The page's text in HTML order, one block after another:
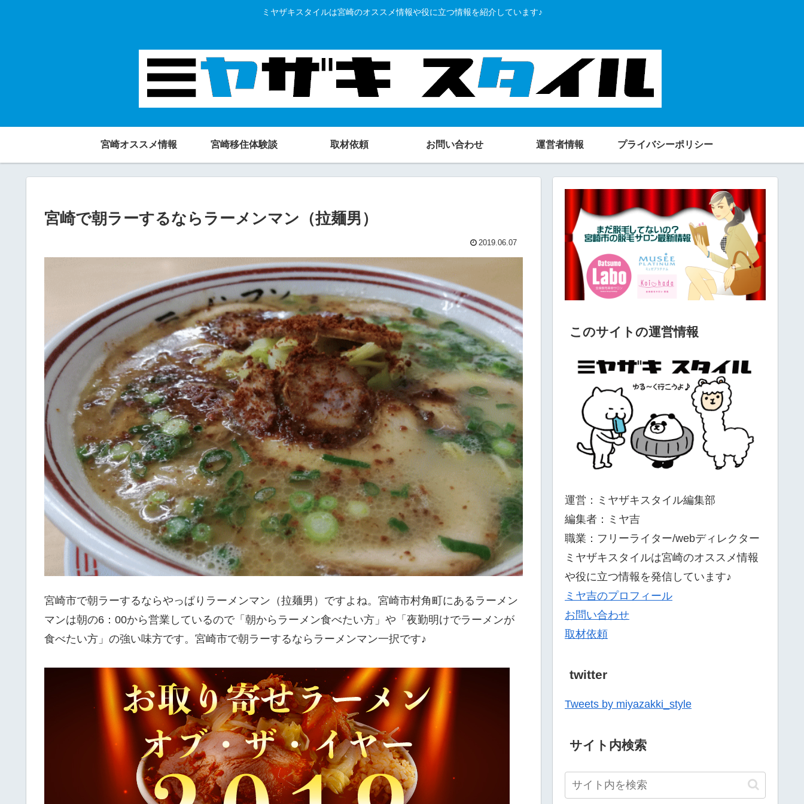
ミヤザキスタイルは宮崎のオススメ情報や役に立つ情報を紹介しています♪
宮崎オススメ情報 宮崎移住体験談 取材依頼 お問い合わせ 運営者情報 プライバシーポリシー
宮崎で朝ラーするならラーメンマン（拉麺男）
2019.06.07
宮崎市で朝ラーするならやっぱりラーメンマン（拉麺男）ですよね。宮崎市村角町にあるラーメン
マンは朝の6：00から営業しているので「朝からラーメン食べたい方」や「夜勤明けでラーメンが
食べたい方」の強い味方です。宮崎市で朝ラーするならラーメンマン一択です♪
このサイトの運営情報
運営：ミヤザキスタイル編集部
編集者：ミヤ吉
職業：フリーライター/webディレクター
ミヤザキスタイルは宮崎のオススメ情報
や役に立つ情報を発信しています♪
ミヤ吉のプロフィール
お問い合わせ
取材依頼
twitter
Tweets by miyazakki_style
サイト内検索